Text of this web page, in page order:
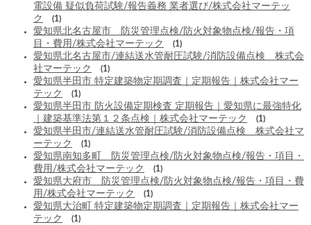
電設備 疑似負荷試験/報告義務 業者選び/株式会社マーテッ
ク
(1)
愛知県北名古屋市 防災管理点検/防火対象物点検/報告・項
目・費用/株式会社マーテック
(1)
愛知県北名古屋市/連結送水管耐圧試験/消防設備点検 株式会
社マーテック
(1)
愛知県半田市 特定建築物定期調査｜定期報告｜株式会社マー
テック
(1)
愛知県半田市 防火設備定期検査 定期報告｜愛知県に最強特化
｜建築基準法第１２条点検｜株式会社マーテック
(1)
愛知県半田市/連結送水管耐圧試験/消防設備点検 株式会社マ
ーテック
(1)
愛知県南知多町 防災管理点検/防火対象物点検/報告・項目・
費用/株式会社マーテック
(1)
愛知県大府市 防災管理点検/防火対象物点検/報告・項目・費
用/株式会社マーテック
(1)
愛知県大治町 特定建築物定期調査｜定期報告｜株式会社マー
テック
(1)